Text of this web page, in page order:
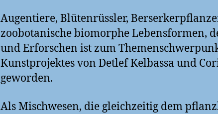
Augentiere, Blütenrüssler,
zoobotanische biomorphe Lebensformen,
und Erforschen ist zum
Kunstprojektes von Detlef Kelbassa und
geworden.
Als Mischwesen, die gleichzeitig dem